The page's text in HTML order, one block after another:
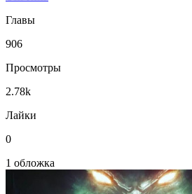
Главы
906
Просмотры
2.78k
Лайки
0
1 обложка